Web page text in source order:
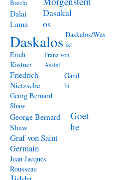
Brecht
Dalai
Lama
Dasakal
os
Daskalos Daskalos/Was
ist
Erich
Kästner
Franz von
Assisi
Friedrich
Nietzsche
Gand
hi
Georg Bernard
Shaw
George Bernard
Shaw
Goet
he
Graf von Saint
Germain
Jean Jacques
Rousseau